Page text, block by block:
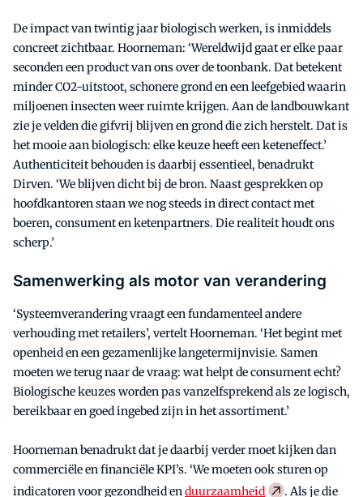
De impact van twintig jaar biologisch werken, is inmiddels
concreet zichtbaar. Hoorneman: ‘Wereldwijd gaat er elke paar
seconden een product van ons over de toonbank. Dat betekent
minder CO2-uitstoot, schonere grond en een leefgebied waarin
miljoenen insecten weer ruimte krijgen. Aan de landbouwkant
zie je velden die gifvrij blijven en grond die zich herstelt. Dat is
het mooie aan biologisch: elke keuze heeft een keteneffect.’
Authenticiteit behouden is daarbij essentieel, benadrukt
Dirven. ‘We blijven dicht bij de bron. Naast gesprekken op
hoofdkantoren staan we nog steeds in direct contact met
boeren, consument en ketenpartners. Die realiteit houdt ons
scherp.’
Samenwerking als motor van verandering
‘Systeemverandering vraagt een fundamenteel andere
verhouding met retailers’, vertelt Hoorneman. ‘Het begint met
openheid en een gezamenlijke langetermijnvisie. Samen
moeten we terug naar de vraag: wat helpt de consument echt?
Biologische keuzes worden pas vanzelfsprekend als ze logisch,
bereikbaar en goed ingebed zijn in het assortiment.’
Hoorneman benadrukt dat je daarbij verder moet kijken dan
commerciële en financiële KPI’s. ‘We moeten ook sturen op
indicatoren voor gezondheid enduurzaamheid . Als je die